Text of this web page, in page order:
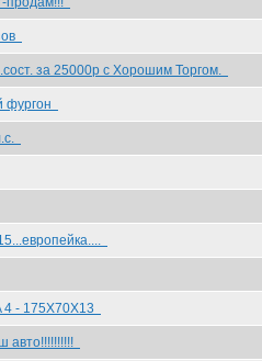
за 25000р с Хорошим Торгом.
фургон
4 - 175Х70Х13
авто!!!!!!!!!!